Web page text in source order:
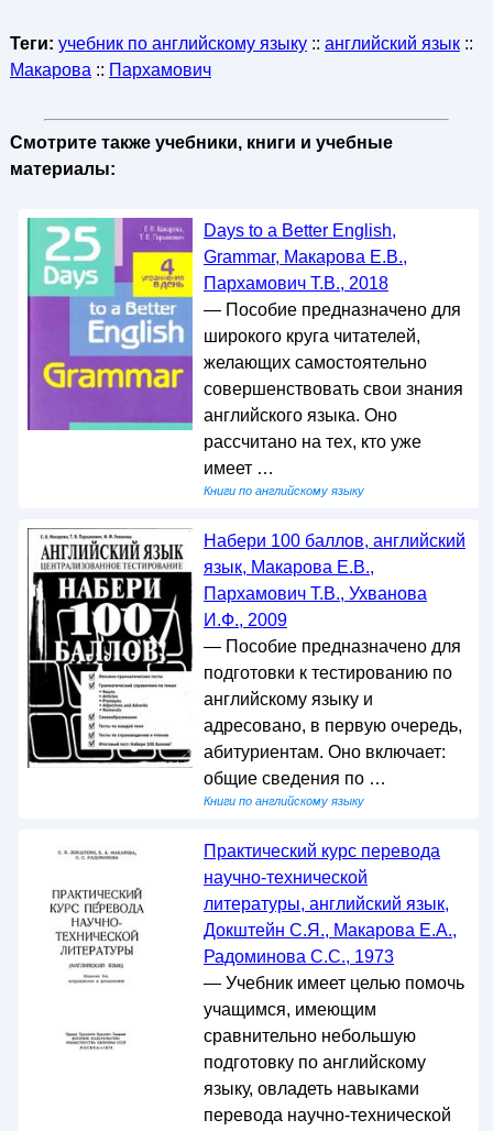
Теги: учебник по английскому языку:: английский язык::
Макарова :: Пархамович
Смотрите также учебники, книги и учебные
материалы:
Days to a Better English,
Grammar, Макарова Е.В.,
Пархамович Т.В., 2018
— Пособие предназначено для
широкого круга читателей,
желающих самостоятельно
совершенствовать свои знания
английского языка. Оно
рассчитано на тех, кто уже
имеет …
Книги по английскому языку
Набери 100 баллов, английский
язык, Макарова Е.В.,
Пархамович Т.В., Ухванова
И.Ф., 2009
— Пособие предназначено для
подготовки к тестированию по
английскому языку и
адресовано, в первую очередь,
абитуриентам. Оно включает:
общие сведения по …
Книги по английскому языку
Практический курс перевода
научно-технической
литературы, английский язык,
Докштейн С.Я., Макарова Е.А.,
Радоминова С.С., 1973
— Учебник имеет целью помочь
учащимся, имеющим
сравнительно небольшую
подготовку по английскому
языку, овладеть навыками
перевода научно-технической